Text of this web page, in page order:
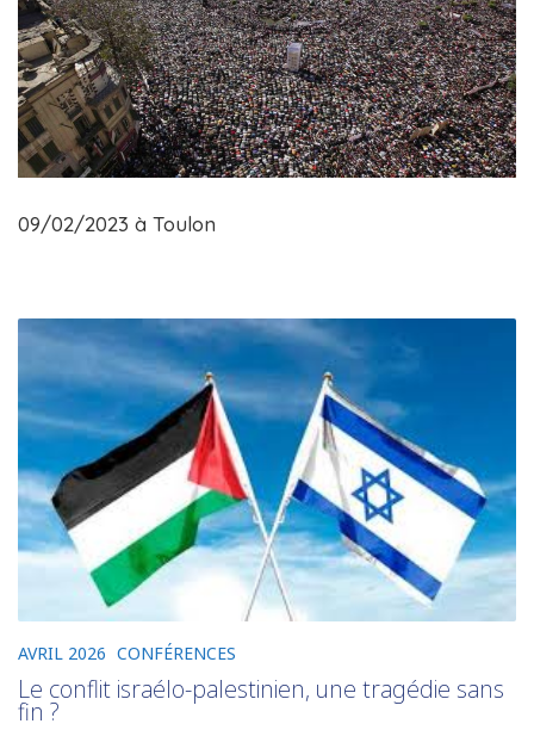
09/02/2023 à Toulon
AVRIL 2026 CONFÉRENCES
Le conflit israélo-palestinien, une tragédie sans
fin ?